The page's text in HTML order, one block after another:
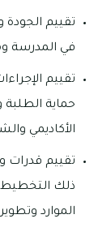
تقييم الجودة
في المدرسة
تقييم
حماية الطلبة
الأكاديمي
تقييم قدرات
ذلك التخطيط
الموارد